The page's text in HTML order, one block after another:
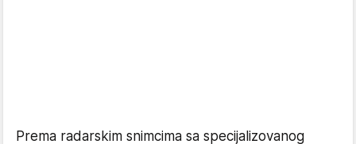
Prema radarskim snimcima sa specijalizovanog